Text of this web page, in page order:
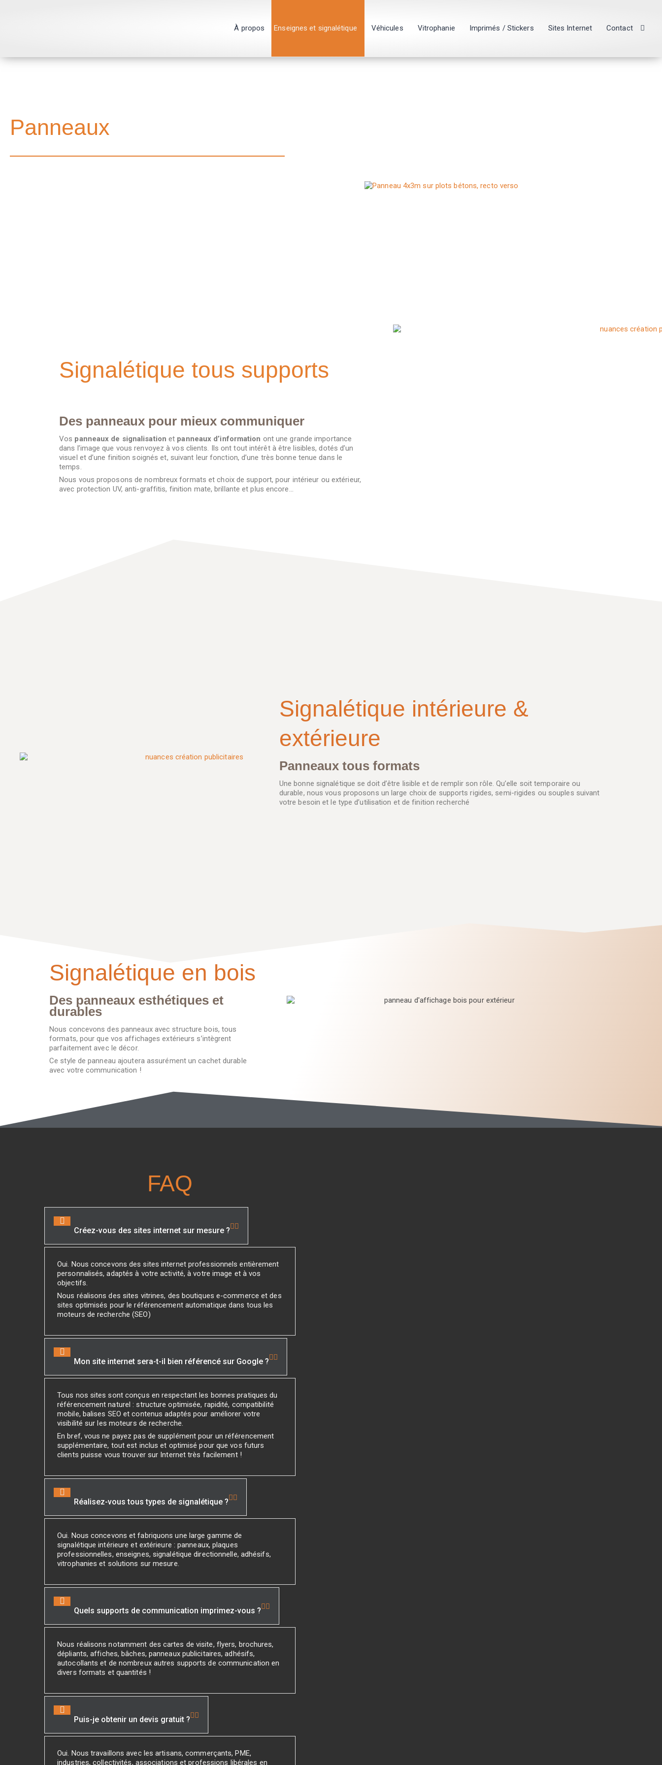
À propos Enseignes et signalétique Véhicules Vitrophanie Imprimés / Stickers Sites Internet Contact
Panneaux
Signalétique tous supports
Des panneaux pour mieux communiquer
Vos panneaux de signalisationet panneaux d’information ont une grande importance
dans l’image que vous renvoyez à vos clients. Ils ont tout intérêt à être lisibles, dotés d’un
visuel et d’une finition soignés et, suivant leur fonction, d’une très bonne tenue dans le
temps.
Nous vous proposons de nombreux formats et choix de support, pour intérieur ou extérieur,
avec protection UV, anti-graffitis, finition mate, brillante et plus encore…
Signalétique intérieure &
extérieure
Panneaux tous formats
Une bonne signalétique se doit d’être lisible et de remplir son rôle. Qu’elle soit temporaire ou
durable, nous vous proposons un large choix de supports rigides, semi-rigides ou souples suivant
votre besoin et le type d’utilisation et de finition recherché
Signalétique en bois
Des panneaux esthétiques et
durables
Nous concevons des panneaux avec structure bois, tous
formats, pour que vos affichages extérieurs s’intègrent
parfaitement avec le décor.
Ce style de panneau ajoutera assurément un cachet durable
avec votre communication !
FAQ
Créez-vous des sites internet sur mesure ?
Oui. Nous concevons des sites internet professionnels entièrement
personnalisés, adaptés à votre activité, à votre image et à vos
objectifs.
Nous réalisons des sites vitrines, des boutiques e-commerce et des
sites optimisés pour le référencement automatique dans tous les
moteurs de recherche (SEO)
Mon site internet sera-t-il bien référencé sur Google ?
Tous nos sites sont conçus en respectant les bonnes pratiques du
référencement naturel : structure optimisée, rapidité, compatibilité
mobile, balises SEO et contenus adaptés pour améliorer votre
visibilité sur les moteurs de recherche.
En bref, vous ne payez pas de supplément pour un référencement
supplémentaire, tout est inclus et optimisé pour que vos futurs
clients puisse vous trouver sur Internet très facilement !
Réalisez-vous tous types de signalétique ?
Oui. Nous concevons et fabriquons une large gamme de
signalétique intérieure et extérieure : panneaux, plaques
professionnelles, enseignes, signalétique directionnelle, adhésifs,
vitrophanies et solutions sur mesure.
Quels supports de communication imprimez-vous ?
Nous réalisons notamment des cartes de visite, flyers, brochures,
dépliants, affiches, bâches, panneaux publicitaires, adhésifs,
autocollants et de nombreux autres supports de communication en
divers formats et quantités !
Puis-je obtenir un devis gratuit ?
Oui. Nous travaillons avec les artisans, commerçants, PME,
industries, collectivités, associations et professions libérales en